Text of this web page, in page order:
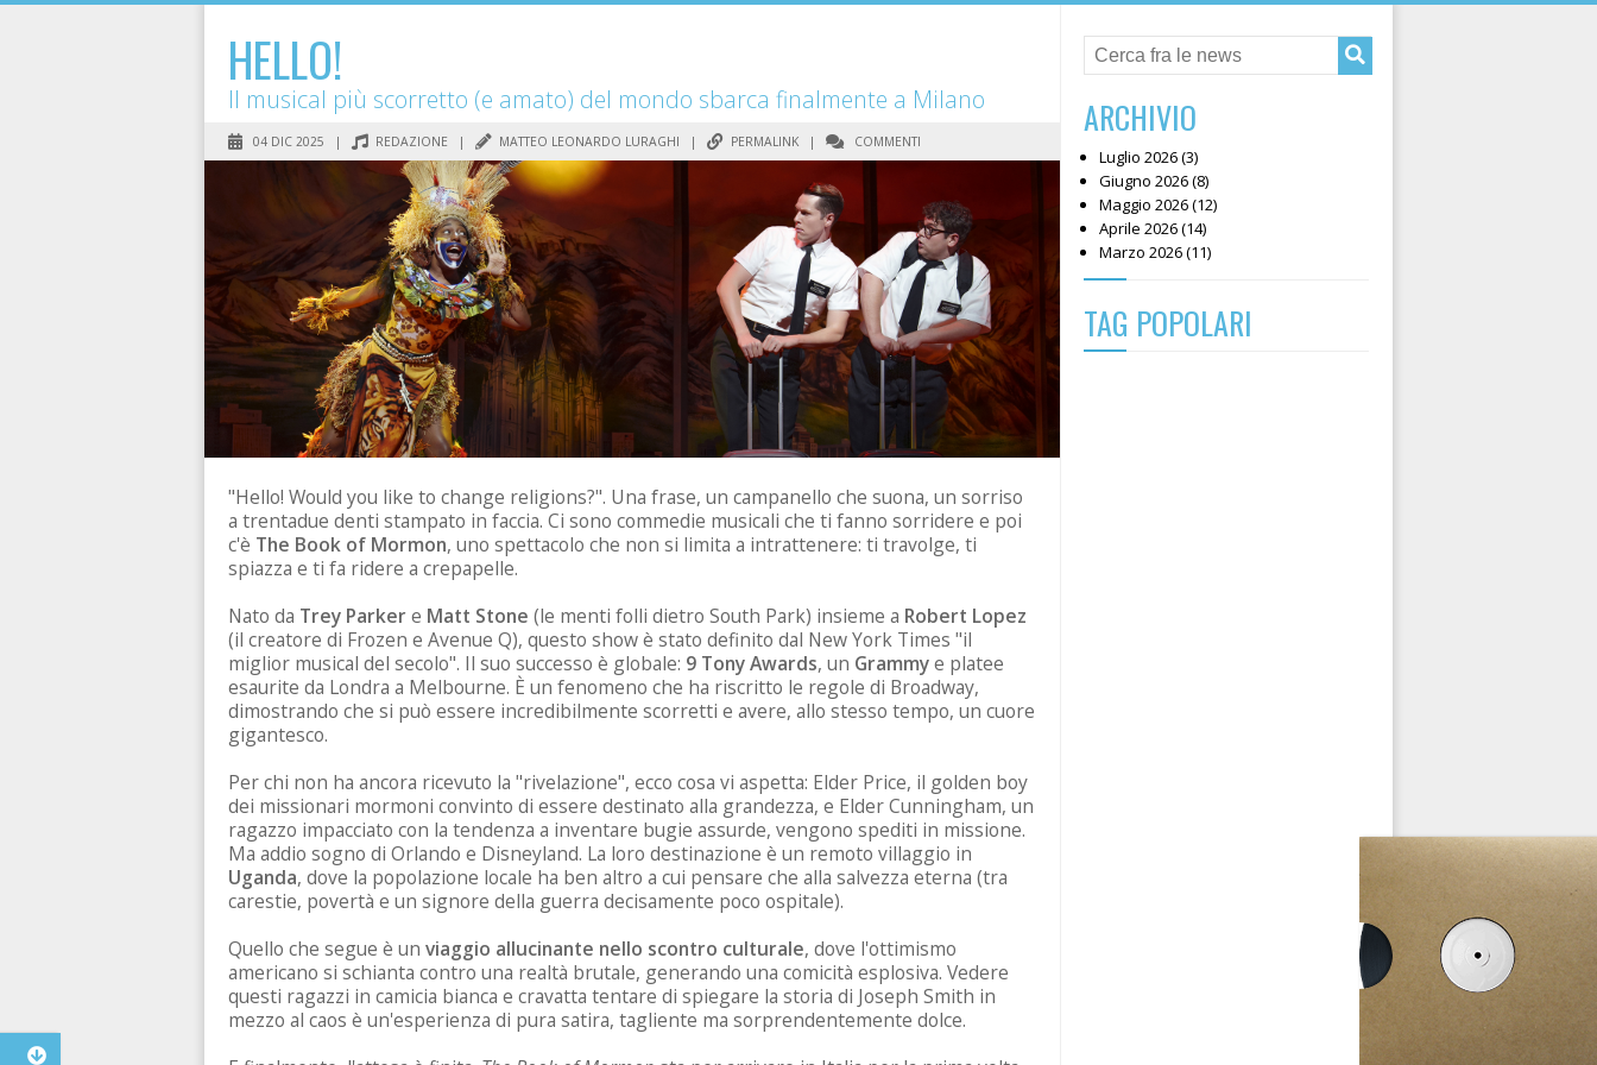
ARCHIVIO
Luglio 2026 (3)
Giugno 2026 (8)
Maggio 2026 (12)
Aprile 2026 (14)
Marzo 2026 (11)
TAG POPOLARI
HELLO!
Il musical più scorretto (e amato) del mondo sbarca finalmente a Milano
04 DIC 2025 | REDAZIONE | MATTEO LEONARDO LURAGHI | PERMALINK | COMMENTI
"Hello! Would you like to change religions?". Una frase, un campanello che suona, un sorriso
a trentadue denti stampato in faccia. Ci sono commedie musicali che ti fanno sorridere e poi
c'è The Book of Mormon, uno spettacolo che non si limita a intrattenere: ti travolge, ti
spiazza e ti fa ridere a crepapelle.
Nato da Trey Parkere Matt Stone (le menti folli dietro South Park) insieme a Robert Lopez
(il creatore di Frozen e Avenue Q), questo show è stato definito dal New York Times "il
miglior musical del secolo". Il suo successo è globale: 9 Tony Awards, un Grammye platee
esaurite da Londra a Melbourne. È un fenomeno che ha riscritto le regole di Broadway,
dimostrando che si può essere incredibilmente scorretti e avere, allo stesso tempo, un cuore
gigantesco.
Per chi non ha ancora ricevuto la "rivelazione", ecco cosa vi aspetta: Elder Price, il golden boy
dei missionari mormoni convinto di essere destinato alla grandezza, e Elder Cunningham, un
ragazzo impacciato con la tendenza a inventare bugie assurde, vengono spediti in missione.
Ma addio sogno di Orlando e Disneyland. La loro destinazione è un remoto villaggio in
Uganda, dove la popolazione locale ha ben altro a cui pensare che alla salvezza eterna (tra
carestie, povertà e un signore della guerra decisamente poco ospitale).
Quello che segue è un viaggio allucinante nello scontro culturale, dove l'ottimismo
americano si schianta contro una realtà brutale, generando una comicità esplosiva. Vedere
questi ragazzi in camicia bianca e cravatta tentare di spiegare la storia di Joseph Smith in
mezzo al caos è un'esperienza di pura satira, tagliente ma sorprendentemente dolce.